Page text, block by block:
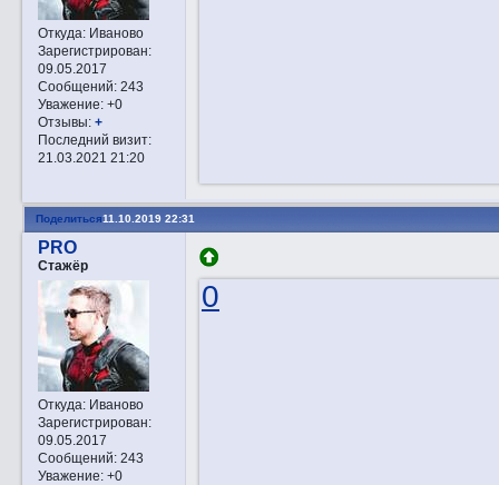
Откуда:Иваново
Зарегистрирован:
09.05.2017
Сообщений:243
Уважение: +0
Отзывы: +
Последний визит:
21.03.2021 21:20
Поделиться11.10.2019 22:31
PRO
Стажёр
Откуда:Иваново
Зарегистрирован:
09.05.2017
Сообщений:243
Уважение: +0
0